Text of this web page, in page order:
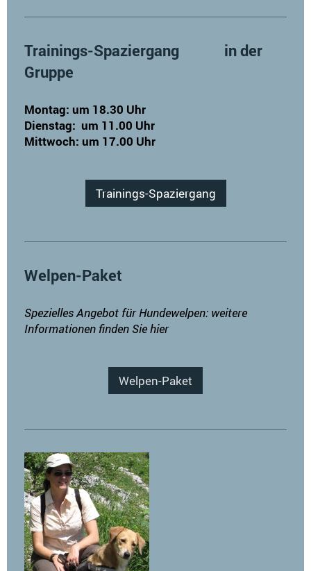
Trainings-Spaziergang in der
Gruppe
Montag: um 18.30 Uhr
Dienstag: um 11.00 Uhr
Mittwoch: um 17.00 Uhr
Trainings-Spaziergang
Welpen-Paket
Spezielles Angebot für Hundewelpen: weitere
Informationen finden Sie hier
Welpen-Paket